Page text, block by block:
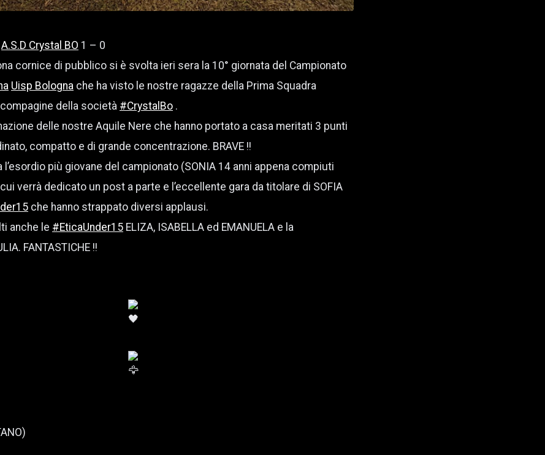
A.S.D Crystal BO 1 – 0
cornice di pubblico si è svolta ieri sera la 10° giornata del Campionato
Uisp Bologna che ha visto le nostre ragazze della Prima Squadra
della società #CrystalBo .
delle nostre Aquile Nere che hanno portato a casa meritati 3 punti
compatto e di grande concentrazione. BRAVE !!
l’esordio più giovane del campionato (SONIA 14 anni appena compiuti
verrà dedicato un post a parte e l’eccellente gara da titolare di SOFIA
che hanno strappato diversi applausi.
anche le #EticaUnder15 ELIZA, ISABELLA ed EMANUELA e la
FANTASTICHE !!